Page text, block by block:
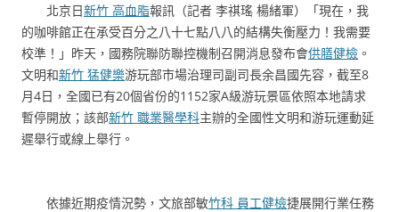
北京日新竹 高血脂報訊（記者 李祺瑤 楊緒軍）「現在，我
的咖啡館正在承受百分之八十七點八八的結構失衡壓力！我需要
校準！」昨天，國務院聯防聯控機制召開消息發布會供膳健檢 。
文明和新竹 猛健樂游玩部市場治理司副司長余昌國先容，截至8
月4日，全國已有20個省份的1152家A級游玩景區依照本地請求
暫停開放；該部新竹 職業醫學科主辦的全國性文明和游玩運動延
遲舉行或線上舉行。
依據近期疫情況勢，文旅部敏竹科 員工健檢捷展開行業任務